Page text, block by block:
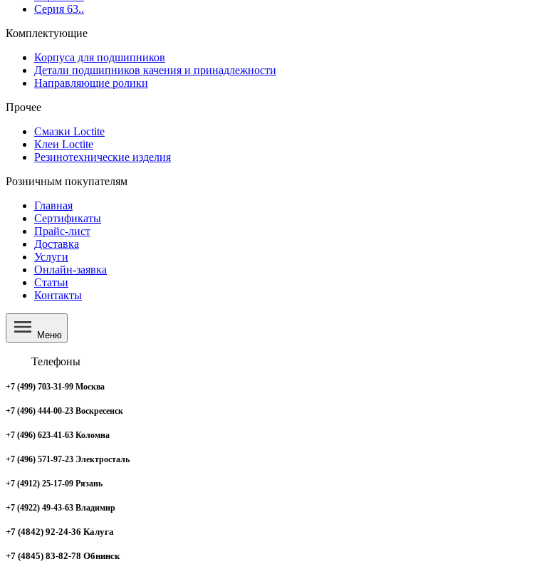
Серия 63..
Комплектующие
Корпуса для подшипников
Детали подшипников качения и принадлежности
Направляющие ролики
Прочее
Смазки Loctite
Клеи Loctite
Резинотехнические изделия
Розничным покупателям
Главная
Сертификаты
Прайс-лист
Доставка
Услуги
Онлайн-заявка
Статьи
Контакты
Меню
Телефоны
+7 (499) 703-31-99 Москва
+7 (496) 444-00-23 Воскресенск
+7 (496) 623-41-63 Коломна
+7 (496) 571-97-23 Электросталь
+7 (4912) 25-17-09 Рязань
+7 (4922) 49-43-63 Владимир
+7 (4842) 92-24-36 Калуга
+7 (4845) 83-82-78 Обнинск